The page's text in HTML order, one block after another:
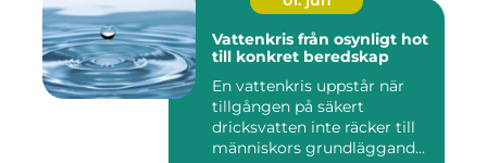
Vattenkris från osynligt hot
till konkret beredskap
En vattenkris uppstår när
tillgången på säkert
dricksvatten inte räcker till
människors grundläggand...